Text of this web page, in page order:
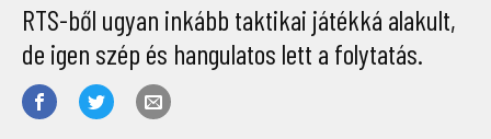
RTS-ből ugyan inkább taktikai játékká alakult,
de igen szép és hangulatos lett a folytatás.